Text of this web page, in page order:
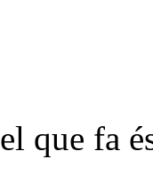
el que fa